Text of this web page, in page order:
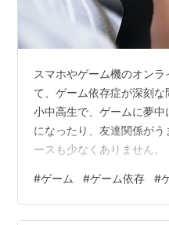
スマホやゲーム機のオンラ
て、ゲーム依存症が深刻な
小中高生で、ゲームに夢
になったり、友達関係が
ースも少なくありません
マるんだろう？」と悩ん
ょうか。 今回は、ゲーム
#ゲーム #ゲーム依存 #